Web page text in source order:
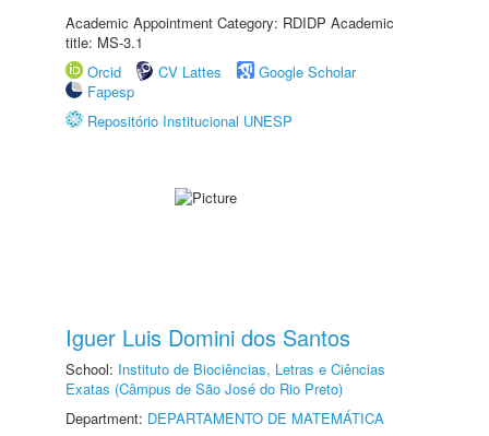
Academic Appointment Category: RDIDP Academic
title: MS-3.1
Orcid
CV Lattes
Google Scholar
Fapesp
Repositório Institucional UNESP
Iguer Luis Domini dos Santos
School: Instituto de Biociências, Letras e Ciências
Exatas (Câmpus de São José do Rio Preto)
Department: DEPARTAMENTO DE MATEMÁTICA